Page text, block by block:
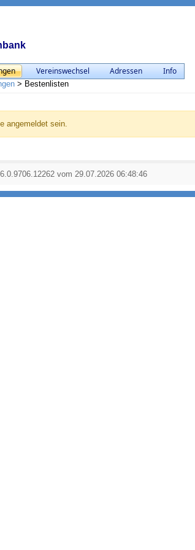
Vereinswechsel Adressen Info
> Bestenlisten
angemeldet sein.
vom 29.07.2026 06:48:46